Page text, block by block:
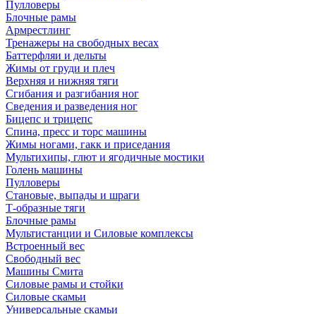
Пулловеры
Блочные рамы
Армрестлинг
Тренажеры на свободных весах
Баттерфляи и дельты
Жимы от груди и плеч
Верхняя и нижняя тяги
Сгибания и разгибания ног
Сведения и разведения ног
Бицепс и трицепс
Спина, пресс и торс машины
Жимы ногами, гакк и приседания
Мультихипы, глют и ягодичные мостики
Голень машины
Пулловеры
Становые, выпады и шраги
Т-образные тяги
Блочные рамы
Мультистанции и Силовые комплексы
Встроенный вес
Свободный вес
Машины Смита
Силовые рамы и стойки
Силовые скамьи
Универсальные скамьи